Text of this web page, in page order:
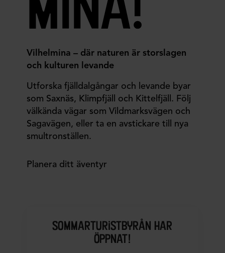
Vilhelmina – där naturen är storslagen
och kulturen levande
Utforska fjälldalgångar och levande byar
som Saxnäs, Klimpfjäll och Kittelfjäll. Följ
välkända vägar som Vildmarksvägen och
Sagavägen, eller ta en avstickare till nya
smultronställen.
Planera ditt äventyr
sommarturistbyrån har
öppnat!